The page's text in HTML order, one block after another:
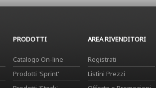
PRODOTTI
Catalogo On-line
Prodotti 'Sprint'
AREA RIVENDITORI
Registrati
Listini Prezzi